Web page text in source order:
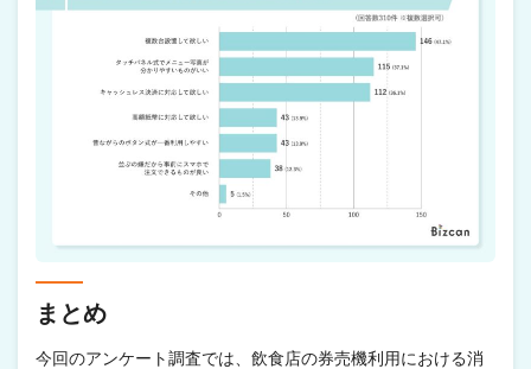
まとめ
今回のアンケート調査では、飲食店の券売機利用における消